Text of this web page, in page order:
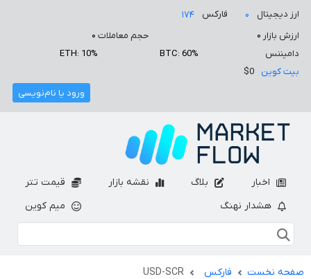
ارز دیجیتال ۰ فارکس
۱۷۴
ارزش بازار ۰ حجم معاملات ۰
دامیننس
BTC: 60%
ETH: 10%
بیت کوین
$0
ورود یا نام‌نویسی
اخبار بلاگ نقشه بازار
قیمت تتر
هشدار نهنگ
میم کوین
صفحه نخست فارکس USD-SCR